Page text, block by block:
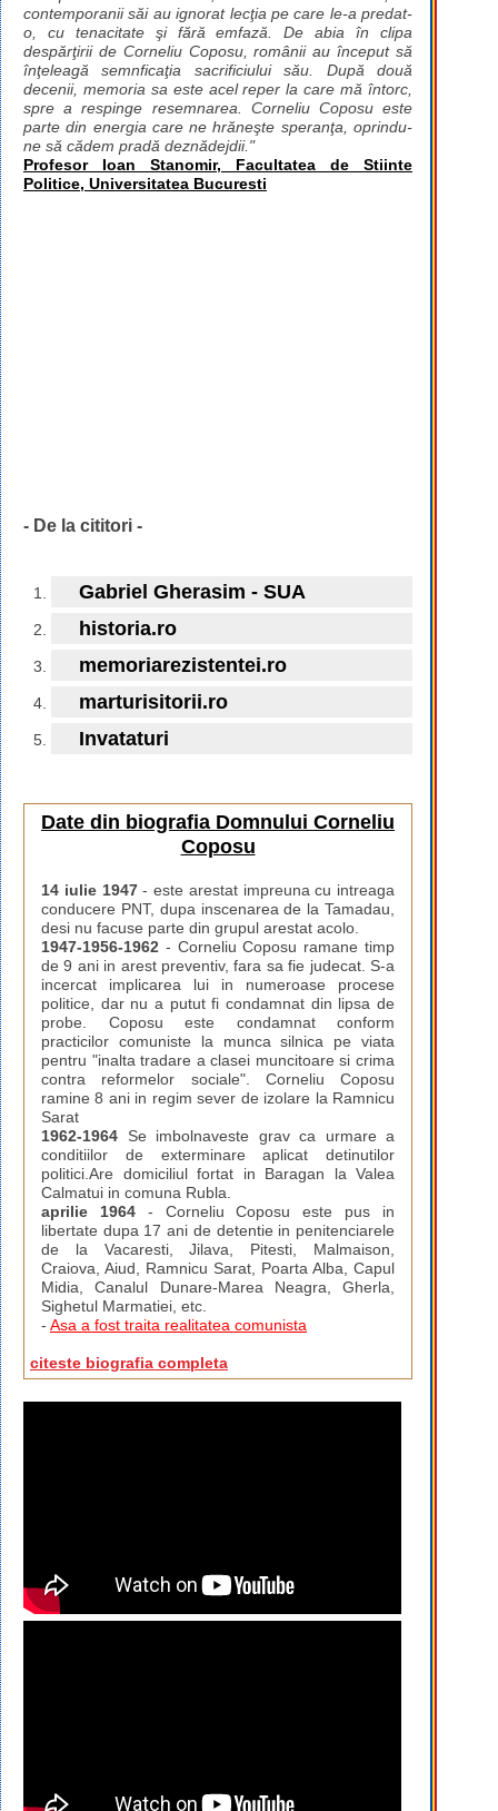
contemporanii săi au ignorat lecţia pe care le-a predat-
o, cu tenacitate şi fără emfază. De abia în clipa
despărţirii de Corneliu Coposu, românii au început să
înţeleagă semnficaţia sacrificiului său. După două
decenii, memoria sa este acel reper la care mă întorc,
spre a respinge resemnarea. Corneliu Coposu este
parte din energia care ne hrăneşte speranţa, oprindu-
ne să cădem pradă deznădejdii."
Profesor Ioan Stanomir, Facultatea de Stiinte
Politice, Universitatea Bucuresti
- De la cititori -
Gabriel Gherasim - SUA
historia.ro
memoriarezistentei.ro
marturisitorii.ro
Invataturi
Date din biografia Domnului Corneliu
Coposu
14 iulie 1947- este arestat impreuna cu intreaga
conducere PNT, dupa inscenarea de la Tamadau,
desi nu facuse parte din grupul arestat acolo.
1947-1956-1962 - Corneliu Coposu ramane timp
de 9 ani in arest preventiv, fara sa fie judecat. S-a
incercat implicarea lui in numeroase procese
politice, dar nu a putut fi condamnat din lipsa de
probe. Coposu este condamnat conform
practicilor comuniste la munca silnica pe viata
pentru "inalta tradare a clasei muncitoare si crima
contra reformelor sociale". Corneliu Coposu
ramine 8 ani in regim sever de izolare la Ramnicu
Sarat
1962-1964 Se imbolnaveste grav ca urmare a
conditiilor de exterminare aplicat detinutilor
politici.Are domiciliul fortat in Baragan la Valea
Calmatui in comuna Rubla.
aprilie 1964- Corneliu Coposu este pus in
libertate dupa 17 ani de detentie in penitenciarele
de la Vacaresti, Jilava, Pitesti, Malmaison,
Craiova, Aiud, Ramnicu Sarat, Poarta Alba, Capul
Midia, Canalul Dunare-Marea Neagra, Gherla,
Sighetul Marmatiei, etc.
- Asa a fost traita realitatea comunista
citeste biografia completa